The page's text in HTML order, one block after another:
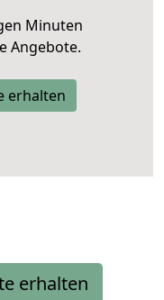
Minuten
Angebote.
erhalten
erhalten